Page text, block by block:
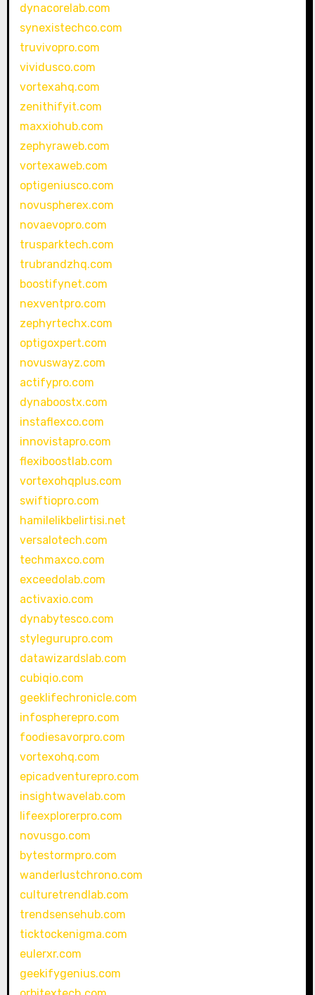
dynacorelab.com
synexistechco.com
truvivopro.com
vividusco.com
vortexahq.com
zenithifyit.com
maxxiohub.com
zephyraweb.com
vortexaweb.com
optigeniusco.com
novuspherex.com
novaevopro.com
trusparktech.com
trubrandzhq.com
boostifynet.com
nexventpro.com
zephyrtechx.com
optigoxpert.com
novuswayz.com
actifypro.com
dynaboostx.com
instaflexco.com
innovistapro.com
flexiboostlab.com
vortexohqplus.com
swiftiopro.com
hamilelikbelirtisi.net
versalotech.com
techmaxco.com
exceedolab.com
activaxio.com
dynabytesco.com
stylegurupro.com
datawizardslab.com
cubiqio.com
geeklifechronicle.com
infospherepro.com
foodiesavorpro.com
vortexohq.com
epicadventurepro.com
insightwavelab.com
lifeexplorerpro.com
novusgo.com
bytestormpro.com
wanderlustchrono.com
culturetrendlab.com
trendsensehub.com
ticktockenigma.com
eulerxr.com
geekifygenius.com